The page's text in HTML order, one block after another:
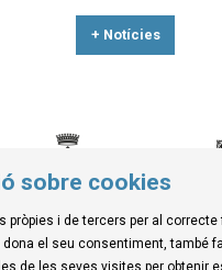
+ Notícies
Torroella de Montgrí
e:
sobre cookies
pròpies i de tercers per al correcte
dona el seu consentiment, també
de les seves visites per obtenir